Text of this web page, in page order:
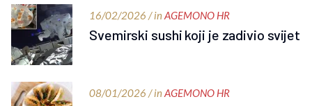
16/02/2026 / inAGEMONO HR
Svemirski sushi koji je zadivio svijet
08/01/2026 / inAGEMONO HR